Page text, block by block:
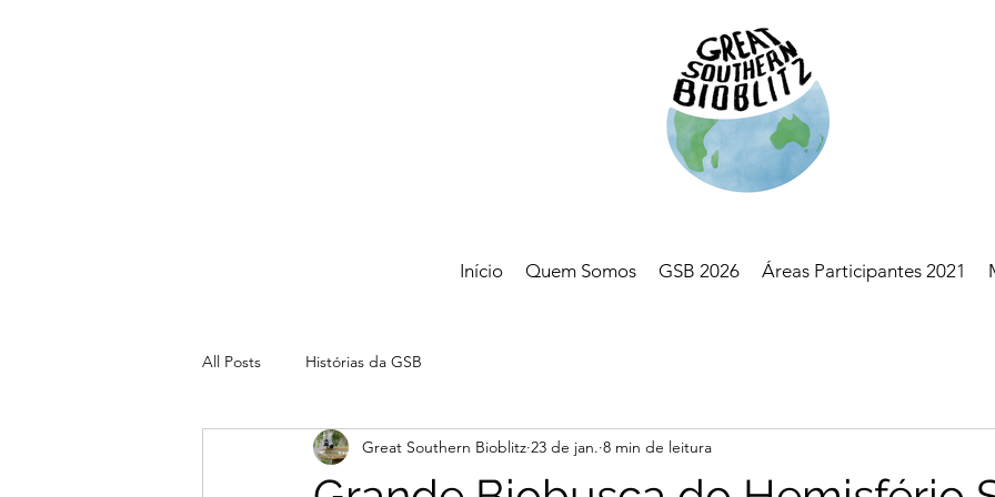
Início Quem Somos GSB 2026 Áreas Participantes 2021
All Posts Histórias da GSB
Great Southern Bioblitz 23 de jan. 8 min de leitura